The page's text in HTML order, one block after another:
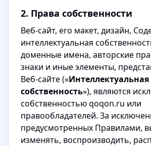
2. Права собственности
Веб-сайт, его макет, дизайн,
интеллектуальная
доменные имена, авторские
знаки и иные элементы,
Веб-сайте («Интеллектуальная
собственность»), являются
собственностью qoqon.ru или
правообладателей. За
предусмотренных Правилами,
изменять, воспроизводить,